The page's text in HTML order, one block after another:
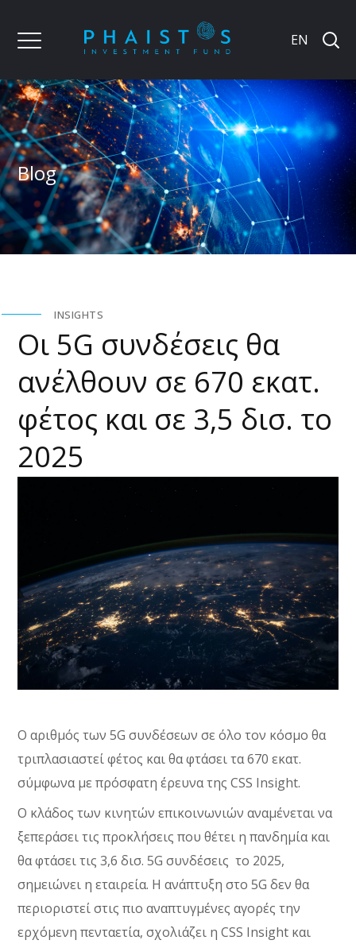
EN
Blog
INSIGHTS
Οι 5G συνδέσεις θα
ανέλθουν σε 670 εκατ.
φέτος και σε 3,5 δισ. το
2025
Ο αριθμός των 5G συνδέσεων σε όλο τον κόσμο θα
τριπλασιαστεί φέτος και θα φτάσει τα 670 εκατ.
σύμφωνα με πρόσφατη έρευνα της CSS Insight.
Ο κλάδος των κινητών επικοινωνιών αναμένεται να
ξεπεράσει τις προκλήσεις που θέτει η πανδημία και
θα φτάσει τις 3,6 δισ. 5G συνδέσεις το 2025,
σημειώνει η εταιρεία. H ανάπτυξη στο 5G δεν θα
περιοριστεί στις πιο αναπτυγμένες αγορές την
ερχόμενη πενταετία, σχολιάζει η CSS Insight και